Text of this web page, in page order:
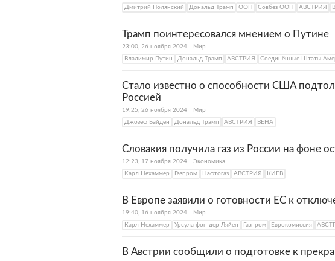
Дмитрий Полянский
Дональд Трамп ООН Совбез ООН АВСТРИЯ
Трамп поинтересовался мнением о Путине
23:00, 26 ноября 2024
Мир
Владимир Путин
Дональд Трамп АВСТРИЯ Соединённые Штаты
Стало известно о способности США
Россией
19:25, 26 ноября 2024
Мир
Джозеф Байден
Дональд Трамп АВСТРИЯ ВЕНА
Словакия получила газ из России на фоне
12:23, 17 ноября 2024
Экономика
Карл Нехаммер
Газпром Нафтогаз АВСТРИЯ КИЕВ
В Европе заявили о готовности ЕС к
19:40, 16 ноября 2024
Мир
Карл Нехаммер
Урсула фон дер Ляйен Газпром Еврокомиссия
В Австрии сообщили о подготовке к